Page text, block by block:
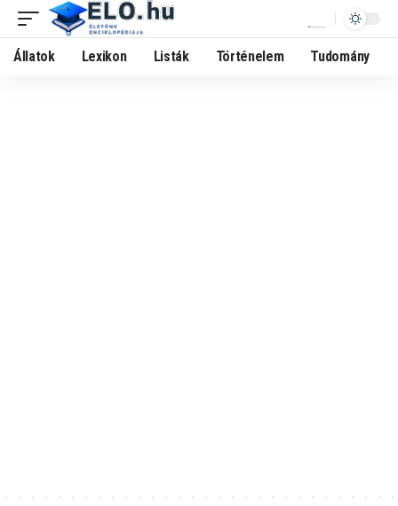
Állatok Lexikon Listák Történelem Tudomány